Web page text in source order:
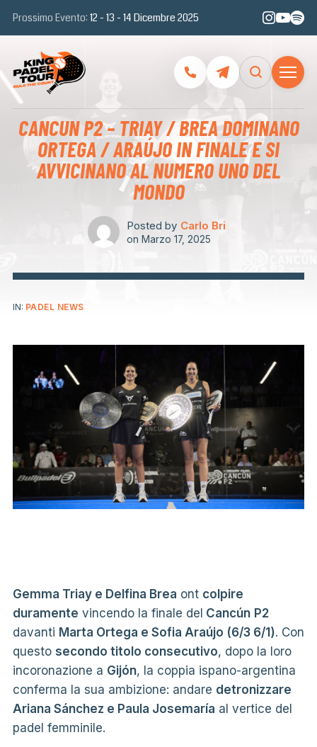
Prossimo Evento: 12 - 13 - 14 Dicembre 2025
CANCUN P2 – TRIAY / BREA DOMINANO
ORTEGA / ARAÚJO IN FINALE E SI
AVVICINANO AL NUMERO UNO DEL
MONDO
Posted by Carlo Bri
on Marzo 17, 2025
IN: PADEL NEWS
Gemma Triay e Delfina Brea ont colpire
duramente vincendo la finale del Cancún P2
davanti Marta Ortega e Sofia Araújo (6/3 6/1). Con
questo secondo titolo consecutivo, dopo la loro
incoronazione a Gijón, la coppia ispano-argentina
conferma la sua ambizione: andare detronizzare
Ariana Sánchez e Paula Josemaría al vertice del
padel femminile.